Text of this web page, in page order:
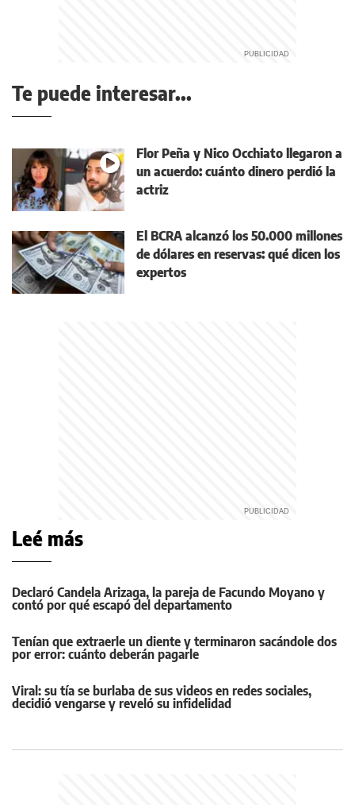
Te puede interesar...
Flor Peña y Nico Occhiato llegaron a
un acuerdo: cuánto dinero perdió la
actriz
El BCRA alcanzó los 50.000 millones
de dólares en reservas: qué dicen los
expertos
Leé más
Declaró Candela Arizaga, la pareja de Facundo Moyano y
contó por qué escapó del departamento
Tenían que extraerle un diente y terminaron sacándole dos
por error: cuánto deberán pagarle
Viral: su tía se burlaba de sus videos en redes sociales,
decidió vengarse y reveló su infidelidad